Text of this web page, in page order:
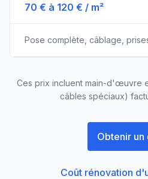
70 € à 120 € / m²
Pose complète, câblage,
Ces prix incluent main-d'œuvre
câbles spéciaux)
Obtenir un
Coût rénovation